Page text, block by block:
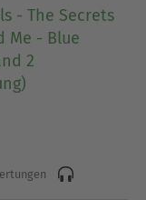
- The Secrets
Me - Blue
2